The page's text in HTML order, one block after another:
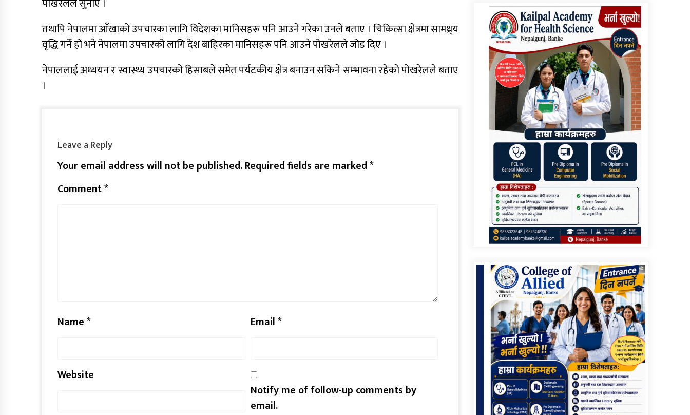
तथापि नेपालमा आँखाको उपचारका लागि विदेशका मानिसहरू पनि आउने गरेका उनले बताए । चिकित्सा क्षेत्रमा सामथ्र्य
वृद्धि गर्ने हो भने नेपालमा उपचारको लागि देश बाहिरका मानिसहरू पनि आउने पोखरेलले जोड दिए ।
नेपाललाई अध्ययन र स्वास्थ्य उपचारको हिसाबले समेत पर्यटकीय क्षेत्र बनाउन सकिने सम्भावना रहेको पोखरेलले बताए
।
Leave a Reply
Your email address will not be published.Required fields are marked*
Comment*
Name* Email*
Website
Notify me of follow-up comments by
email.